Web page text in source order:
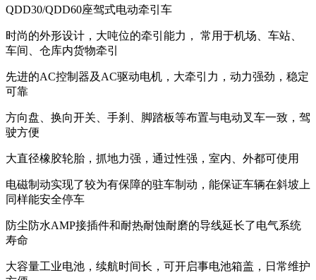
QDD30/QDD60座驾式电动牵引车
时尚的外形设计，大吨位的牵引能力， 常用于机场、车站、
车间、仓库内货物牵引
先进的AC控制器及AC驱动电机，大牵引力，动力强劲，稳定
可靠
方向盘、换向开关、手刹、脚踏板等布置与电动叉车一致，驾
驶方便
大直径橡胶轮胎，抓地力强，通过性强，室内、外都可使用
电磁制动实现了较为有保障的驻车制动，能保证车辆在斜坡上
同样能安全停车
防尘防水AMP接插件和耐热耐蚀耐磨的导线延长了电气系统
寿命
大容量工业电池，续航时间长，可开启事电池箱盖，日常维护